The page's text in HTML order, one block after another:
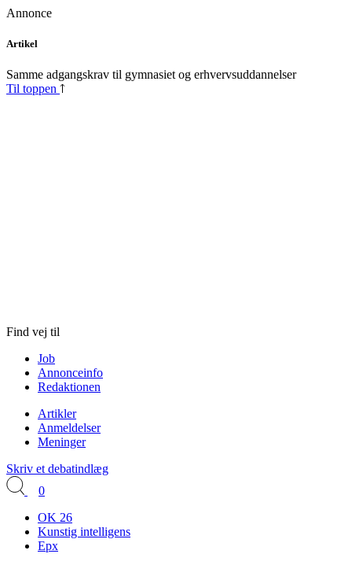
Annonce
Skip
content
Artikel
Samme adgangskrav til gymnasiet og erhvervsuddannelser
Til toppen
Find vej til
Job
Annonceinfo
Redaktionen
Artikler
Anmeldelser
Meninger
Skriv et debatindlæg
0
OK 26
Kunstig intelligens
Epx